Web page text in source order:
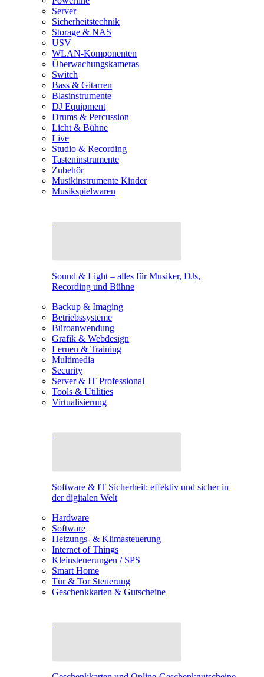
Server
Sicherheitstechnik
Storage & NAS
USV
WLAN-Komponenten
Überwachungskameras
Switch
Bass & Gitarren
Blasinstrumente
DJ Equipment
Drums & Percussion
Licht & Bühne
Live
Studio & Recording
Tasteninstrumente
Zubehör
Musikinstrumente Kinder
Musikspielwaren
Sound & Light – alles für Musiker, DJs,
Recording und Bühne
Backup & Imaging
Betriebssysteme
Büroanwendung
Grafik & Webdesign
Lernen & Training
Multimedia
Security
Server & IT Professional
Tools & Utilities
Virtualisierung
Software & IT Sicherheit: effektiv und sicher in
der digitalen Welt
Hardware
Software
Heizungs- & Klimasteuerung
Internet of Things
Kleinsteuerungen / SPS
Smart Home
Tür & Tor Steuerung
Geschenkkarten & Gutscheine